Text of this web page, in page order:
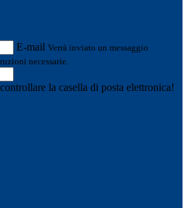
E-mail Verrà inviato un messaggio
necessarie.
la casella di posta elettronica!